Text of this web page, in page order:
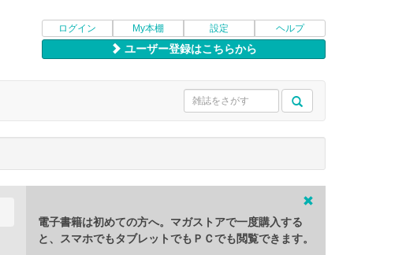
ログイン My本棚 設定 ヘルプ
ユーザー登録はこちらから
電子書籍は初めての方へ。マガストアで一度購入する
と、スマホでもタブレットでもＰＣでも閲覧できます。